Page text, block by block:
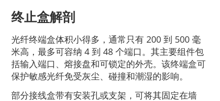
终止盒解剖
光纤终端盒体积小得多，通常只有 200 到 500 毫
米高，最多可容纳 4 到 48 个端口。其主要组件包
括输入端口、熔接盘和可锁定的外壳。该终端盒可
保护敏感光纤免受灰尘、碰撞和潮湿的影响。
部分接线盒带有安装孔或支架，可将其固定在墙